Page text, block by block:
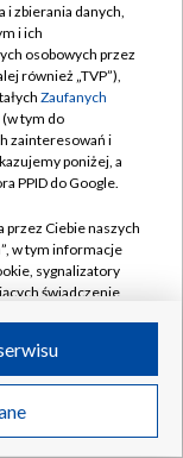
i zbierania danych,
i ich
osobowych przez
również „TVP”),
Zaufanych
tym do
zainteresowań i
poniżej, a
PPID do Google.
przez Ciebie naszych
w tym informacje
sygnalizatory
świadczenie
Ciebie
IP, identyfikatory